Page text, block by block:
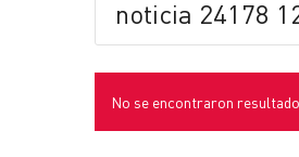
No se encontraron